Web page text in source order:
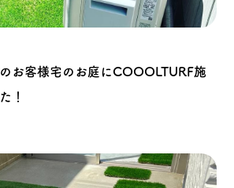
お客様宅のお庭にCOOOLTURF施
！